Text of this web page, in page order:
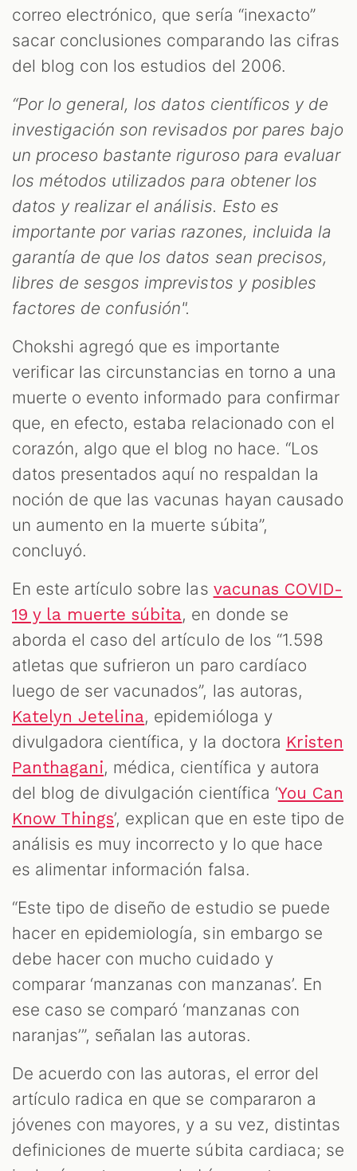
correo electrónico, que sería “inexacto”
sacar conclusiones comparando las cifras
del blog con los estudios del 2006.
“Por lo general, los datos científicos y de
investigación son revisados ​​por pares bajo
un proceso bastante riguroso para evaluar
los métodos utilizados para obtener los
datos y realizar el análisis. Esto es
importante por varias razones, incluida la
garantía de que los datos sean precisos,
libres de sesgos imprevistos y posibles
factores de confusión".
Chokshi agregó que es importante
verificar las circunstancias en torno a una
muerte o evento informado para confirmar
que, en efecto, estaba relacionado con el
corazón, algo que el blog no hace. “Los
datos presentados aquí no respaldan la
noción de que las vacunas hayan causado
un aumento en la muerte súbita”,
concluyó.
En este artículo sobre las vacunas COVID-
19 y la muerte súbita, en donde se
aborda el caso del artículo de los “1.598
atletas que sufrieron un paro cardíaco
luego de ser vacunados”, las autoras,
Katelyn Jetelina, epidemióloga y
divulgadora científica, y la doctora Kristen
Panthagani, médica, científica y autora
del blog de divulgación científica ‘You Can
Know Things’, explican que en este tipo de
análisis es muy incorrecto y lo que hace
es alimentar información falsa.
“Este tipo de diseño de estudio se puede
hacer en epidemiología, sin embargo se
debe hacer con mucho cuidado y
comparar ‘manzanas con manzanas’. En
ese caso se comparó ‘manzanas con
naranjas’”, señalan las autoras.
De acuerdo con las autoras, el error del
artículo radica en que se compararon a
jóvenes con mayores, y a su vez, distintas
definiciones de muerte súbita cardiaca; se